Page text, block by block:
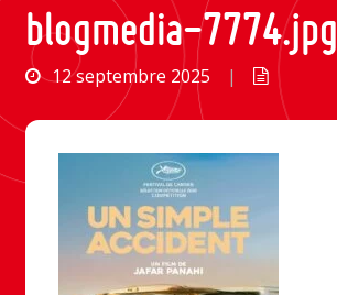
blogmedia-7774.jpg
12 septembre 2025 |